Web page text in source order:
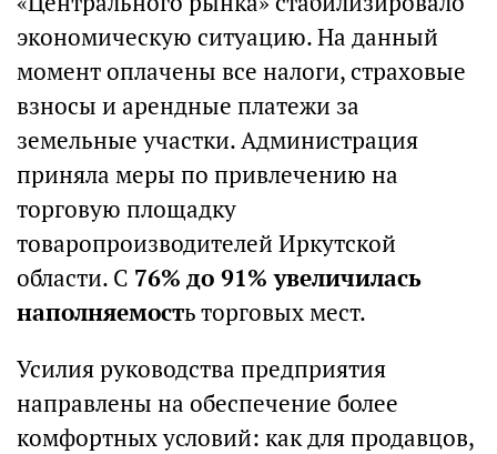
экономическую ситуацию. На данный
момент оплачены все налоги, страховые
взносы и арендные платежи за
земельные участки. Администрация
приняла меры по привлечению на
торговую площадку
товаропроизводителей Иркутской
области. С 76% до 91% увеличилась
наполняемость торговых мест.
Усилия руководства предприятия
направлены на обеспечение более
комфортных условий: как для продавцов,